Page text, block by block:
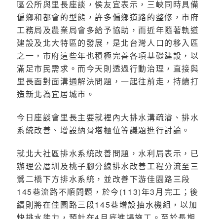
區公所與里長座談，侯友宜表示，三峽同時具備
偏鄉和都會的型態，許多偏鄉道路的整修，市府
工務局及農業局會多給予協助，而近年隨著軌道
建設及北大特區的發展，是北台灣人口的移入區
之一，市府這些年也積極完善各項基礎建設，以
滿足市民需求。而今天則透過行動治理，直接與
里長面對面溝通解決問題，一起往前走，持續打
造新北為宜居城市。
今日座談會里長主要就裡內大排水溝疏濬、排水
系統改善、增設納骨塔櫃位等議題進行討論。
就北大社區排水系統改善問題，水利局表示，已
辦理公厝圳及桃子腳分線排水改善工程分流至三
鶯二橋下方排水系統，並改善下游佳園路三段
145巷流路不順問題，於今(113)年3月完工；後
續則將在佳園路三段145巷增設抽水機組，以加